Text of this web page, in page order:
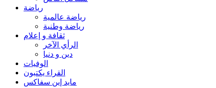
رياضة
رياضة عالمية
رياضة وطنية
ثقافة و إعلام
الرأي الآخر
دين و دنيا
الوفيات
القراء يكتبون
مايد إين سفاكس